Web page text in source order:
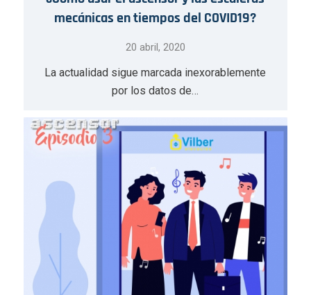
mecánicas en tiempos del COVID19?
20 abril, 2020
La actualidad sigue marcada inexorablemente
por los datos de…